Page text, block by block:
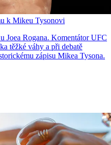
k Mikeu Tysonovi
Joea Rogana. Komentátor UFC
těžké váhy a při debatě
zápisu Mikea Tysona.